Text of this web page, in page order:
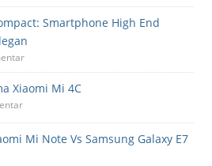
Smartphone High End
Xiaomi Mi 4C
Mi Note Vs Samsung Galaxy E7